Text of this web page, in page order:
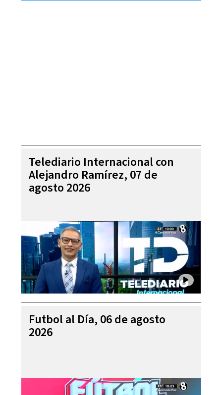
Telediario Internacional con
Alejandro Ramírez, 07 de
agosto 2026
Futbol al Día, 06 de agosto
2026